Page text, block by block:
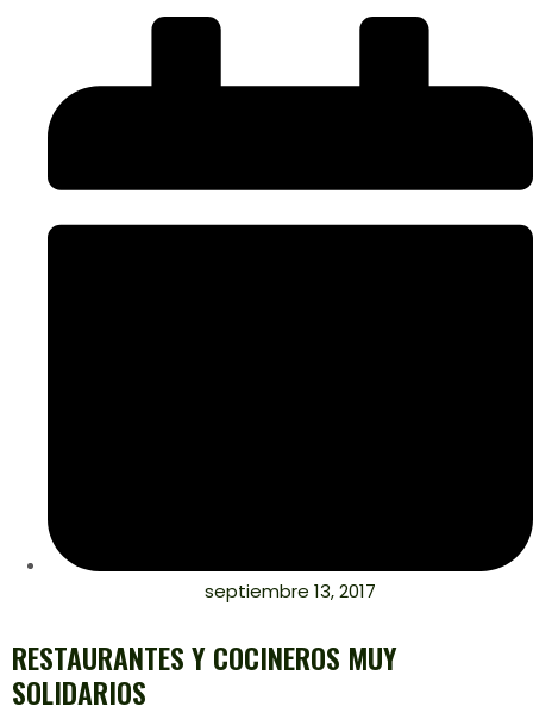
septiembre 13, 2017
RESTAURANTES Y COCINEROS MUY
SOLIDARIOS